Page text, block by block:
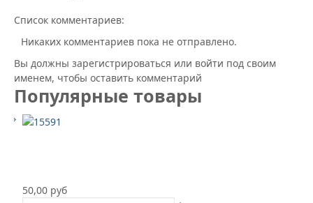
Список комментариев:
Никаких комментариев пока не отправлено.
Вы должны зарегистрироваться или войти под своим
именем, чтобы оставить комментарий
Популярные товары
50,00 руб